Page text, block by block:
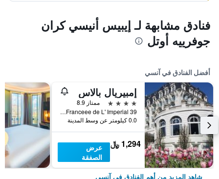
فنادق مشابهة لـ إيبيس أنيسي كران
جوفرييه أوتل
أفضل الفنادق في آنسي
إمبيريال بالاس
4 نجوم
ممتاز 8.9
Allée de l'Impérial, Annecy, Franceee de L' Imperial 39, آنسي, إقليم سافوا العليا, فرنسا
0.0 كيلومتر عن وسط المدينة
1,294 ﷼
عرض
الصفقة
شاهد المزيد من أهم الفنادق في آنسي